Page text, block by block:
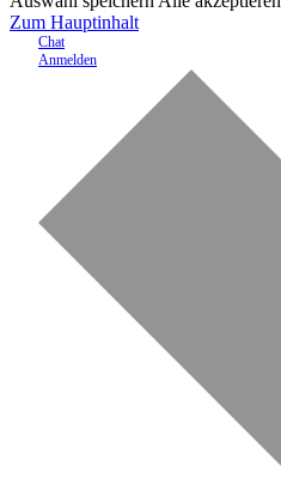
Zum Hauptinhalt
Chat
Anmelden